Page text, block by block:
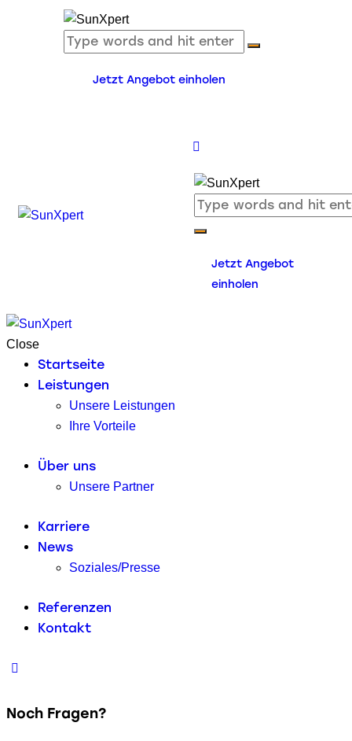
Jetzt Angebot einholen
Jetzt Angebot
einholen
Close
Startseite
Leistungen
Unsere Leistungen
Ihre Vorteile
Über uns
Unsere Partner
Karriere
News
Soziales/Presse
Referenzen
Kontakt
Noch Fragen?